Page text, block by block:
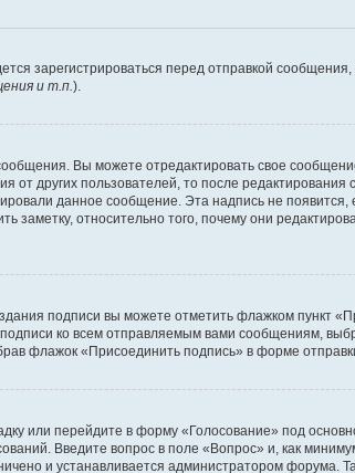
зарегистрироваться перед отправкой
и т.п.).
Вы можете отредактировать свое
других пользователей, то после редактирования
данное сообщение. Эта надпись не
заметку, относительно того, почему они
подписи вы можете отметить флажком пункт
ко всем отправляемым вами сообщениям,
флажок «Присоединить подпись» в форме
или перейдите в форму «Голосование» под
Введите вопрос в поле «Вопрос» и, как
и устанавливается администратором форума.